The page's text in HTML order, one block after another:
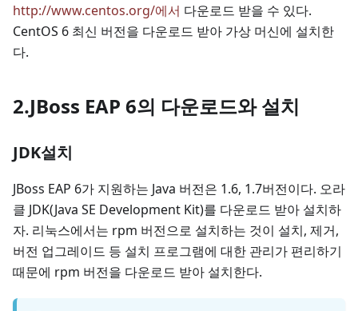
http://www.centos.org/에서 다운로드 받을 수 있다.
CentOS 6 최신 버전을 다운로드 받아 가상 머신에 설치한
다.
2.JBoss EAP 6의 다운로드와 설치
JDK설치
JBoss EAP 6가 지원하는 Java 버전은 1.6, 1.7버전이다. 오라
클 JDK(Java SE Development Kit)를 다운로드 받아 설치하
자. 리눅스에서는 rpm 버전으로 설치하는 것이 설치, 제거,
버전 업그레이드 등 설치 프로그램에 대한 관리가 편리하기
때문에 rpm 버전을 다운로드 받아 설치한다.